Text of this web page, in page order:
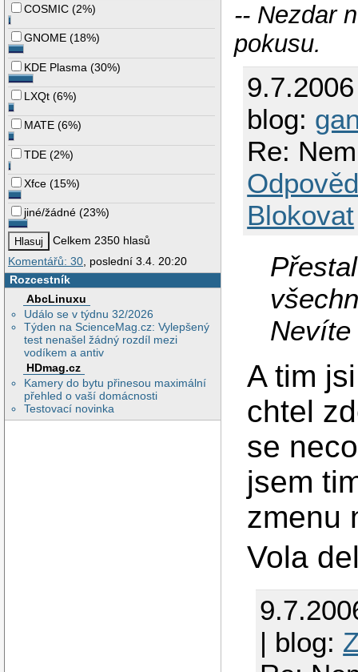
COSMIC (2%)
GNOME (18%)
KDE Plasma (30%)
LXQt (6%)
MATE (6%)
TDE (2%)
Xfce (15%)
jiné/žádné (23%)
Celkem 2350 hlasů
Komentářů: 30 , poslední 3.4. 20:20
Rozcestník
AbcLinuxu
Událo se v týdnu 32/2026
Týden na ScienceMag.cz: Vylepšený
test nenašel žádný rozdíl mezi
vodíkem a antiv
HDmag.cz
Kamery do bytu přinesou maximální
přehled o vaší domácnosti
Testovací novinka
-- Nezdar
pokusu.
blog:
Re:
Blokovat
Nevíte
A tim
chtel
se
jsem
zmenu
Vola
| blog: